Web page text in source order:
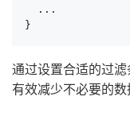
  ...
}
通过设置合适的过
有效减少不必要的数